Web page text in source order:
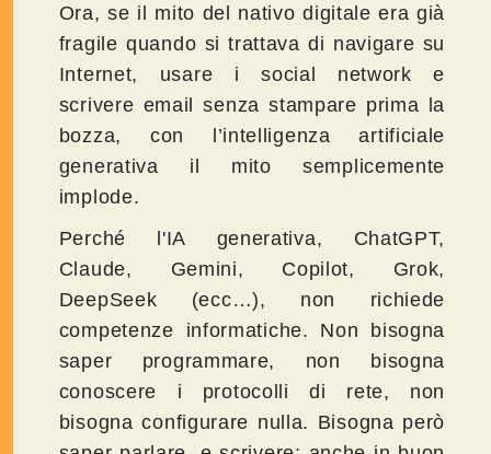
Ora, se il mito del nativo digitale era già
fragile quando si trattava di navigare su
Internet, usare i social network e
scrivere email senza stampare prima la
bozza, con l’intelligenza artificiale
generativa il mito semplicemente
implode.
Perché l'IA generativa, ChatGPT,
Claude, Gemini, Copilot, Grok,
DeepSeek (ecc…), non richiede
competenze informatiche. Non bisogna
saper programmare, non bisogna
conoscere i protocolli di rete, non
bisogna configurare nulla. Bisogna però